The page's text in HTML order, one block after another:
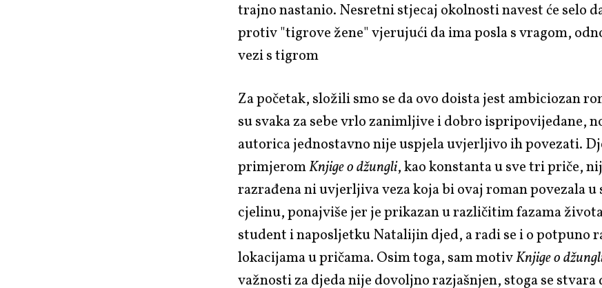
trajno nastanio. Nesretni stjecaj okolnosti navest će selo
protiv "tigrove žene" vjerujući da ima posla s vragom,
vezi s tigrom
Za početak, složili smo se da ovo doista jest ambiciozan
su svaka za sebe vrlo zanimljive i dobro ispripovijedane,
autorica jednostavno nije uspjela uvjerljivo ih povezati.
primjeromKnjige o džungli, kao konstanta u sve tri priče,
razrađena ni uvjerljiva veza koja bi ovaj roman povezala u
cjelinu, ponajviše jer je prikazan u različitim fazama
student i naposljetku Natalijin djed, a radi se i o potpuno
lokacijama u pričama. Osim toga, sam motivKnjige o
važnosti za djeda nije dovoljno razjašnjen, stoga se stvara